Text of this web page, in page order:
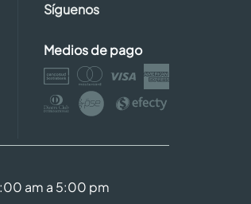
Síguenos
Medios de pago
am a 5:00 pm